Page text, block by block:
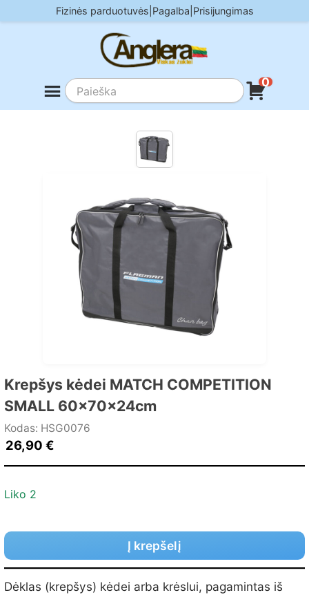
to
Fizinės parduotuvės Pagalba Prisijungimas
0
Krepšys kėdei MATCH COMPETITION
SMALL 60x70x24cm
Kodas: HSG0076
26,90 €
Liko 2
Į krepšelį
Dėklas (krepšys) kėdei arba krėslui, pagamintas iš